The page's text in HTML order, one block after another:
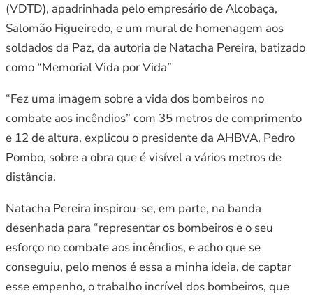
(VDTD), apadrinhada pelo empresário de Alcobaça,
Salomão Figueiredo, e um mural de homenagem aos
soldados da Paz, da autoria de Natacha Pereira, batizado
como “Memorial Vida por Vida”
“Fez uma imagem sobre a vida dos bombeiros no
combate aos incêndios” com 35 metros de comprimento
e 12 de altura, explicou o presidente da AHBVA, Pedro
Pombo, sobre a obra que é visível a vários metros de
distância.
Natacha Pereira inspirou-se, em parte, na banda
desenhada para “representar os bombeiros e o seu
esforço no combate aos incêndios, e acho que se
conseguiu, pelo menos é essa a minha ideia, de captar
esse empenho, o trabalho incrível dos bombeiros, que